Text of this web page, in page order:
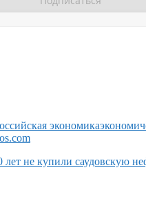
экономика
не купили саудовскую